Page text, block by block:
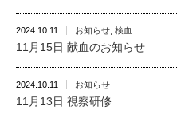
2024.10.11 お知らせ 検血
11月15日 献血のお知らせ
2024.10.11 お知らせ
11月13日 視察研修